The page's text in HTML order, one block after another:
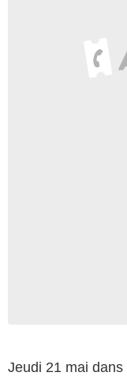
Jeudi 21 mai dans